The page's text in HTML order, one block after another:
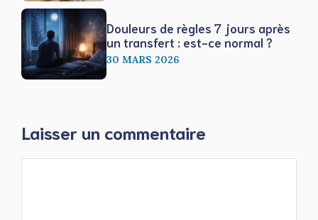
Douleurs de règles 7 jours après
un transfert : est-ce normal ?
30 MARS 2026
Laisser un commentaire